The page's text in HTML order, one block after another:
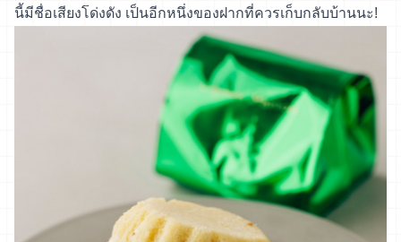
นี้มีชื่อเสียงโด่งดัง เป็นอีกหนึ่งของฝากที่ควรเก็บกลับบ้านนะ!